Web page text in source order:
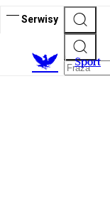
Serwisy
Sport